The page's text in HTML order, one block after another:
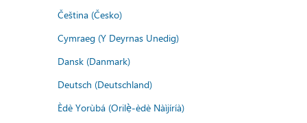
Čeština (Česko)
Cymraeg (Y Deyrnas Unedig)
Dansk (Danmark)
Deutsch (Deutschland)
Èdè Yorùbá (Orilẹ̀-èdè Nàìjíríà)